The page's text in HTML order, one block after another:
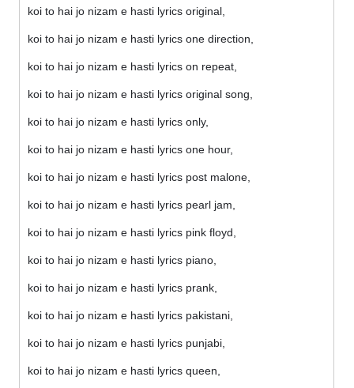
koi to hai jo nizam e hasti lyrics original,
koi to hai jo nizam e hasti lyrics one direction,
koi to hai jo nizam e hasti lyrics on repeat,
koi to hai jo nizam e hasti lyrics original song,
koi to hai jo nizam e hasti lyrics only,
koi to hai jo nizam e hasti lyrics one hour,
koi to hai jo nizam e hasti lyrics post malone,
koi to hai jo nizam e hasti lyrics pearl jam,
koi to hai jo nizam e hasti lyrics pink floyd,
koi to hai jo nizam e hasti lyrics piano,
koi to hai jo nizam e hasti lyrics prank,
koi to hai jo nizam e hasti lyrics pakistani,
koi to hai jo nizam e hasti lyrics punjabi,
koi to hai jo nizam e hasti lyrics queen,